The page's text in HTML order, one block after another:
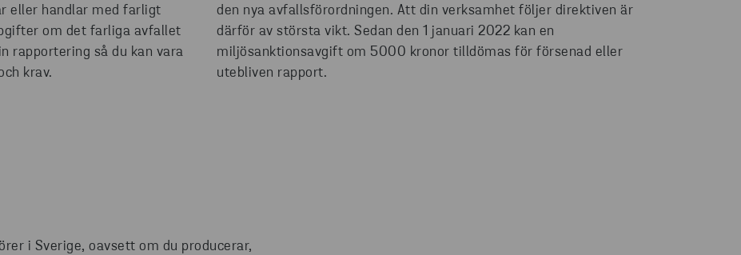
eller handlar med farligt
om det farliga avfallet
rapportering så du kan vara
krav.
den nya avfallsförordningen. Att din verksamhet följer direktiven är
därför av största vikt. Sedan den 1 januari 2022 kan en
miljösanktionsavgift om 5000 kronor tilldömas för försenad eller
utebliven rapport.
i Sverige, oavsett om du producerar,